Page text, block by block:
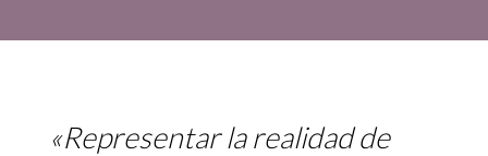
«Representar la realidad de